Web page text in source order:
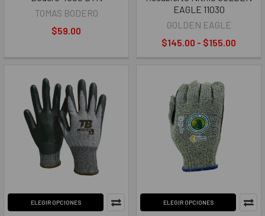
TOMAS BODERO
$59.00
EAGLE 11030
GOLDEN EAGLE
$145.00 - $155.00
ELEGIR OPCIONES ELEGIR OPCIONES